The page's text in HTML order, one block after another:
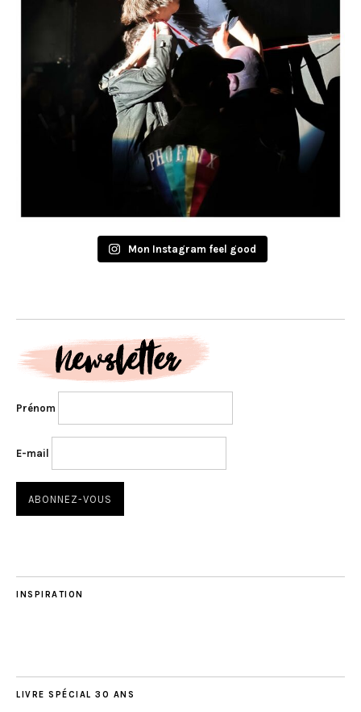
Mon Instagram feel good
Prénom
E-mail
INSPIRATION
LIVRE SPÉCIAL 30 ANS